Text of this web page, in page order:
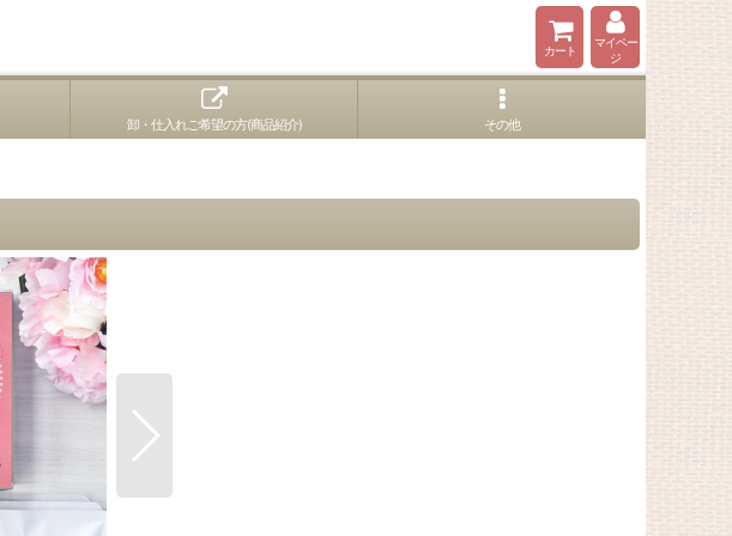
カート
マイペー
ジ
卸・仕入れご希望の方(商品紹介) その他